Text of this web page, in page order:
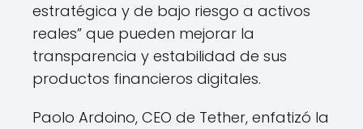
estratégica y de bajo riesgo a activos
reales” que pueden mejorar la
transparencia y estabilidad de sus
productos financieros digitales.
Paolo Ardoino, CEO de Tether, enfatizó la